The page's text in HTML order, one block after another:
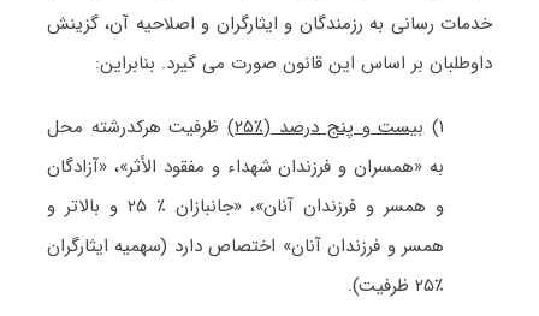
خدمات رسانی به رزمندگان و ایثارگران و اصلاحیه آن، گزینش
داوطلبان بر اساس این قانون صورت می گیرد. بنابراین:
۱) بیست و پنج درصد (٪۲۵)
ظرفیت هرکدرشته محل
به «همسران و فرزندان شهداء و مفقود الأثر»، «آزادگان
و همسر و فرزندان آنان»،«
جانبازان ٪ ۲۵ و بالاتر و
همسر و فرزندان آنان» اختصاص دارد (سهمیه ایثارگران
٪۲۵ ظرفیت).